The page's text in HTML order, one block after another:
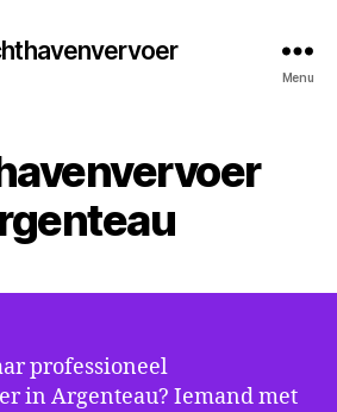
Menu
professioneel
in Argenteau? Iemand met